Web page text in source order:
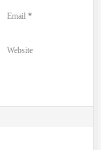
Email *
Website